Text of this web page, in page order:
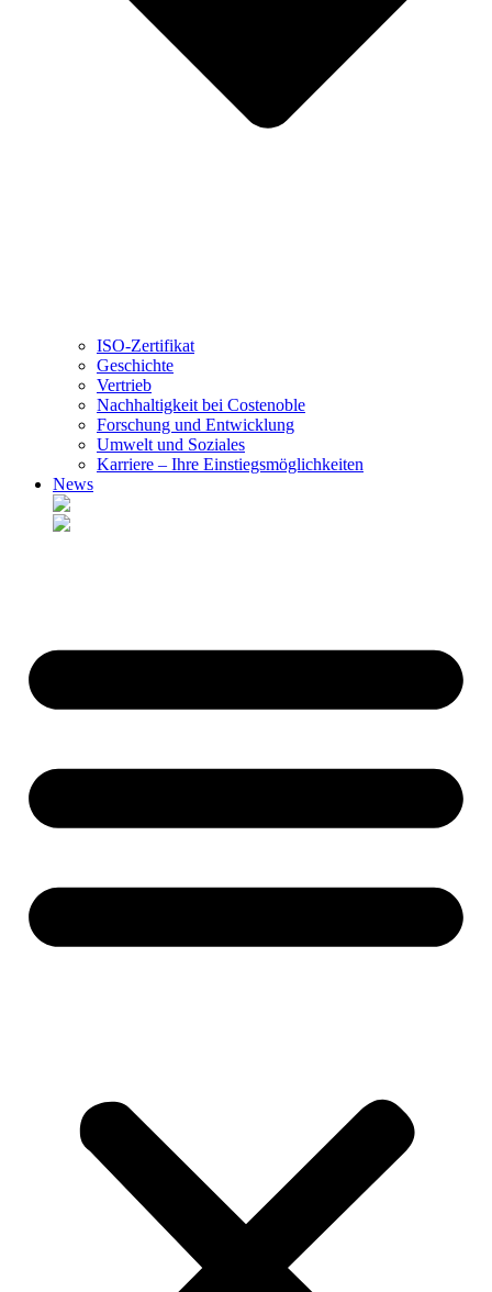
ISO-Zertifikat
Geschichte
Vertrieb
Nachhaltigkeit bei Costenoble
Forschung und Entwicklung
Umwelt und Soziales
Karriere – Ihre Einstiegsmöglichkeiten
News